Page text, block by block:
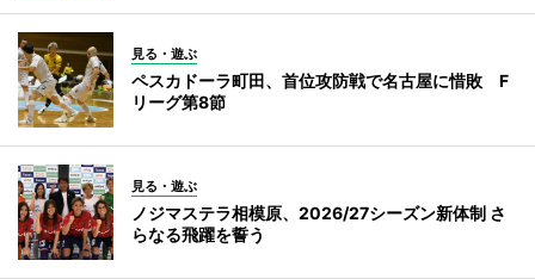
見る・遊ぶ
ペスカドーラ町田、首位攻防戦で名古屋に惜敗 F
リーグ第8節
見る・遊ぶ
ノジマステラ相模原、2026/27シーズン新体制 さ
らなる飛躍を誓う